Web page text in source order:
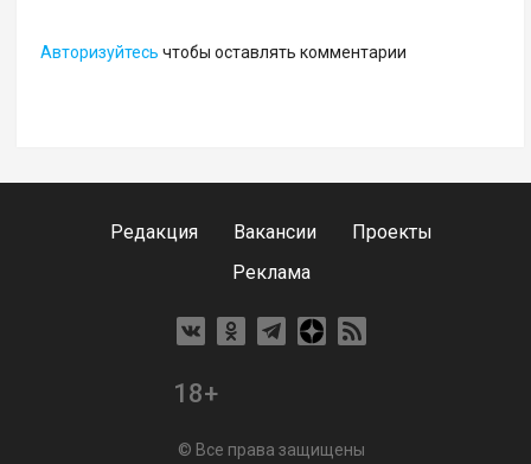
Авторизуйтесь чтобы оставлять комментарии
Редакция Вакансии
Проекты
Реклама
18+
© Все права защищены